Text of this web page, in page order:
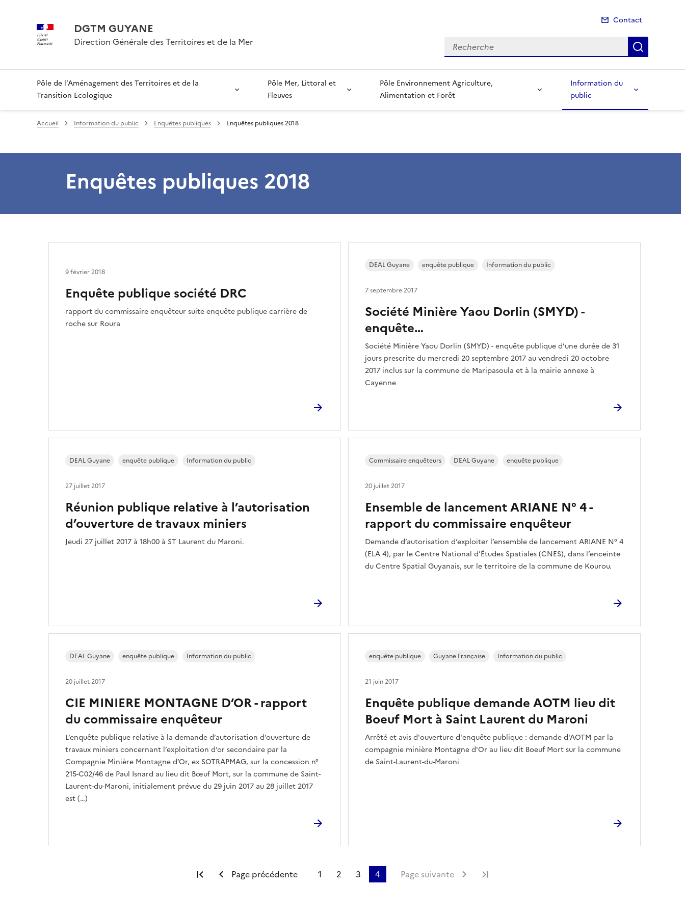
DGTM GUYANE
Direction Générale des Territoires et de la Mer
Contact
Recherche
Pôle de l’Aménagement des Territoires et de la
Transition Ecologique
Pôle Mer, Littoral et
Fleuves
Pôle Environnement Agriculture,
Alimentation et Forêt
Information du
public
Accueil Information du public Enquêtes publiques Enquêtes publiques 2018
Enquêtes publiques 2018
Enquête publique société DRC
rapport du commissaire enquêteur suite enquête publique carrière de
roche sur Roura
9 février 2018
Société Minière Yaou Dorlin (SMYD) -
enquête…
Société Minière Yaou Dorlin (SMYD) - enquête publique d’une durée de 31
jours prescrite du mercredi 20 septembre 2017 au vendredi 20 octobre
2017 inclus sur la commune de Maripasoula et à la mairie annexe à
Cayenne
DEAL Guyane enquête publique Information du public
7 septembre 2017
Réunion publique relative à l’autorisation
d’ouverture de travaux miniers
Jeudi 27 juillet 2017 à 18h00 à ST Laurent du Maroni.
DEAL Guyane enquête publique Information du public
27 juillet 2017
Ensemble de lancement ARIANE N° 4 -
rapport du commissaire enquêteur
Demande d’autorisation d’exploiter l’ensemble de lancement ARIANE N° 4
(ELA 4), par le Centre National d’Études Spatiales (CNES), dans l’enceinte
du Centre Spatial Guyanais, sur le territoire de la commune de Kourou.
Commissaire enquêteurs DEAL Guyane enquête publique
20 juillet 2017
CIE MINIERE MONTAGNE D’OR - rapport
du commissaire enquêteur
L’enquête publique relative à la demande d’autorisation d’ouverture de
travaux miniers concernant l’exploitation d’or secondaire par la
Compagnie Minière Montagne d’Or, ex SOTRAPMAG, sur la concession n°
215-C02/46 de Paul Isnard au lieu dit Bœuf Mort, sur la commune de Saint-
Laurent-du-Maroni, initialement prévue du 29 juin 2017 au 28 juillet 2017
est (…)
DEAL Guyane enquête publique Information du public
20 juillet 2017
Enquête publique demande AOTM lieu dit
Boeuf Mort à Saint Laurent du Maroni
Arrêté et avis d'ouverture d'enquête publique : demande d'AOTM par la
compagnie minière Montagne d'Or au lieu dit Boeuf Mort sur la commune
de Saint-Laurent-du-Maroni
enquête publique Guyane Française Information du public
21 juin 2017
Première page
Page précédente 1 2 3 4 Page suivante